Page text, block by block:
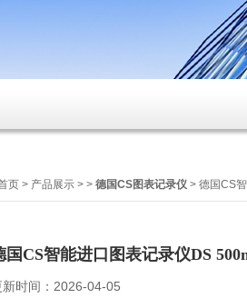
页 > 产品展示 > > 德国CS图表记录仪 > 德国CS
国CS智能进口图表记录仪DS
新时间：2026-04-05